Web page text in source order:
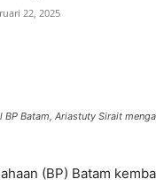
22, 2025
Batam, Ariastuty Sirait
(BP) Batam